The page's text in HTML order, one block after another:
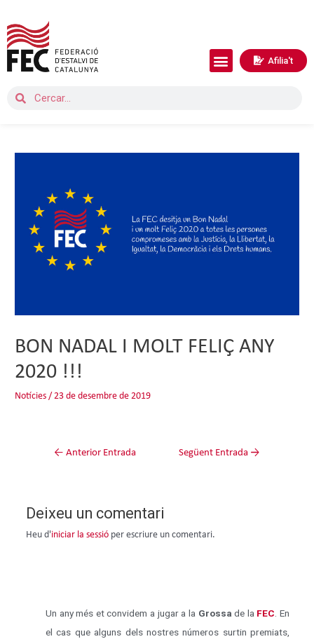
Afilia't
BON NADAL I MOLT FELIÇ ANY
2020 !!!
Notícies /23 de desembre de 2019
← Anterior Entrada Següent Entrada →
Deixeu un comentari
Heu d'iniciar la sessióper escriure un comentari.
Un any més et convidem a jugar a la Grossa de la FEC . En
el cas que alguns dels nostres números surtin premiats,